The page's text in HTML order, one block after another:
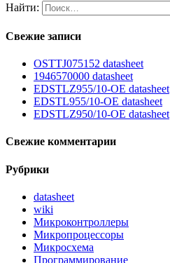
Найти:
Свежие записи
OSTTJ075152 datasheet
1946570000 datasheet
EDSTLZ955/10-OE datasheet
EDSTL955/10-OE datasheet
EDSTLZ950/10-OE datasheet
Свежие комментарии
Рубрики
datasheet
wiki
Микроконтроллеры
Микропроцессоры
Микросхема
Программирование